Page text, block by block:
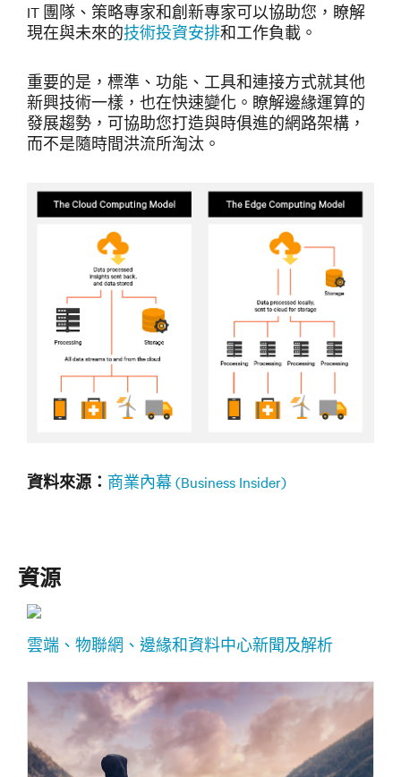
IT 團隊、策略專家和創新專家可以協助您，瞭解
現在與未來的技術投資安排和工作負載。
重要的是，標準、功能、工具和連接方式就其他
新興技術一樣，也在快速變化。瞭解邊緣運算的
發展趨勢，可協助您打造與時俱進的網路架構，
而不是隨時間洪流所淘汰。
‬資料來源： 商業內幕 (Business Insider)
資源
雲端、物聯網、邊緣和資料中心新聞及解析